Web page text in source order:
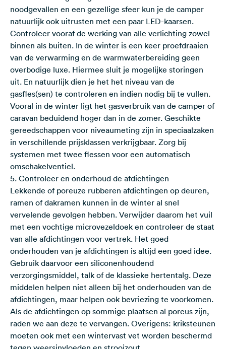
noodgevallen en een gezellige sfeer kun je de camper
natuurlijk ook uitrusten met een paar LED-kaarsen.
Controleer vooraf de werking van alle verlichting zowel
binnen als buiten. In de winter is een keer proefdraaien
van de verwarming en de warmwaterbereiding geen
overbodige luxe. Hiermee sluit je mogelijke storingen
uit. En natuurlijk dien je het het niveau van de
gasfles(sen) te controleren en indien nodig bij te vullen.
Vooral in de winter ligt het gasverbruik van de camper of
caravan beduidend hoger dan in de zomer. Geschikte
gereedschappen voor niveaumeting zijn in speciaalzaken
in verschillende prijsklassen verkrijgbaar. Zorg bij
systemen met twee flessen voor een automatisch
omschakelventiel.
5. Controleer en onderhoud de afdichtingen
Lekkende of poreuze rubberen afdichtingen op deuren,
ramen of dakramen kunnen in de winter al snel
vervelende gevolgen hebben. Verwijder daarom het vuil
met een vochtige microvezeldoek en controleer de staat
van alle afdichtingen voor vertrek. Het goed
onderhouden van je afdichtingen is altijd een goed idee.
Gebruik daarvoor een siliconenhoudend
verzorgingsmiddel, talk of de klassieke hertentalg. Deze
middelen helpen niet alleen bij het onderhouden van de
afdichtingen, maar helpen ook bevriezing te voorkomen.
Als de afdichtingen op sommige plaatsen al poreus zijn,
raden we aan deze te vervangen. Overigens: kriksteunen
moeten ook met een wintervast vet worden beschermd